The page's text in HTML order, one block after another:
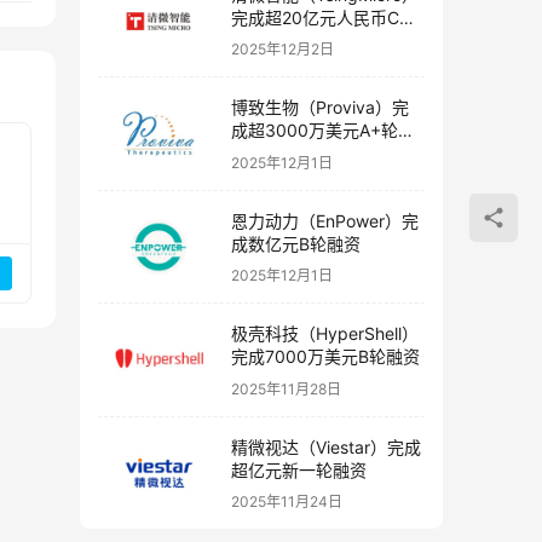
完成超20亿元人民币C轮
融资
2025年12月2日
博致生物（Proviva）完
成超3000万美元A+轮融
资
2025年12月1日
恩力动力（EnPower）完
成数亿元B轮融资
2025年12月1日
极壳科技（HyperShell）
完成7000万美元B轮融资
2025年11月28日
精微视达（Viestar）完成
超亿元新一轮融资
2025年11月24日